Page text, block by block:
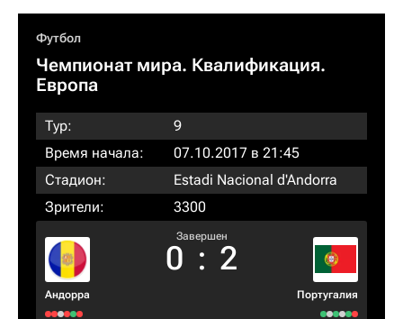
Футбол
Чемпионат мира. Квалификация.
Европа
Тур:
9
Время начала:
07.10.2017 в 21:45
Стадион:
Estadi Nacional d'Andorra
Зрители:
3300
Андорра
Завершен
0 : 2
Португалия